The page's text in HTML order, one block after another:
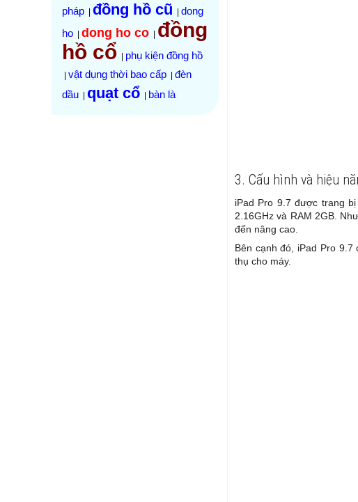
pháp
đồng hồ cũ
dong
ho
dong ho co
đồng
hồ cổ
phụ kiện đồng hồ
vật dụng thời bao cấp
đèn
dầu
quạt cổ bàn là
3. Cấu hình và hiệu
iPad Pro 9.7 được trang
2.16GHz và RAM 2GB.
đến nâng cao.
Bên cạnh đó, iPad Pro
thụ cho máy.